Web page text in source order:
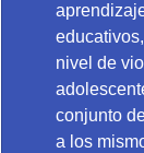
educativos,
nivel de
conjunto
a los